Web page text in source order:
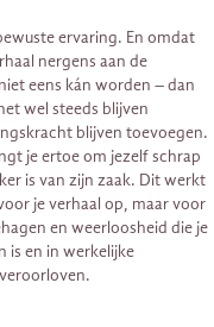
ervaring. En omdat
nergens aan de
eens kán worden – dan
wel steeds blijven
blijven toevoegen.
je ertoe om jezelf schrap
is van zijn zaak. Dit werkt
je verhaal op, maar voor
en weerloosheid die je
is en in werkelijke